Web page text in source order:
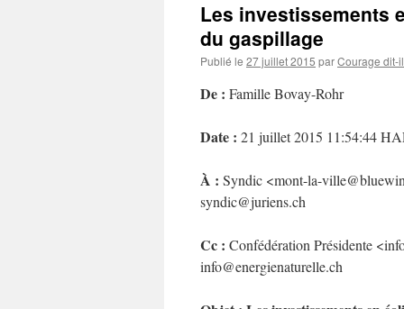
Les investissements
du gaspillage
Publié le 27 juillet 2015 parCourage dit-il
De : Famille Bovay-Rohr
Date : 21 juillet 2015 11:54:44
À : Syndic <mont-la-
syndic@juriens.ch
Cc : Confédération Présidente
info@energienaturelle.ch